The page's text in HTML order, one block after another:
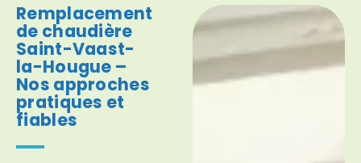
Remplacement
de chaudière
Saint-Vaast-
la-Hougue –
Nos approches
pratiques et
fiables